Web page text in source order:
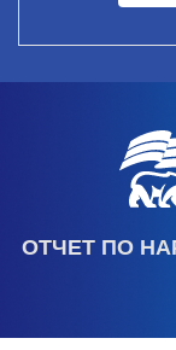
ОТЧЕТ ПО